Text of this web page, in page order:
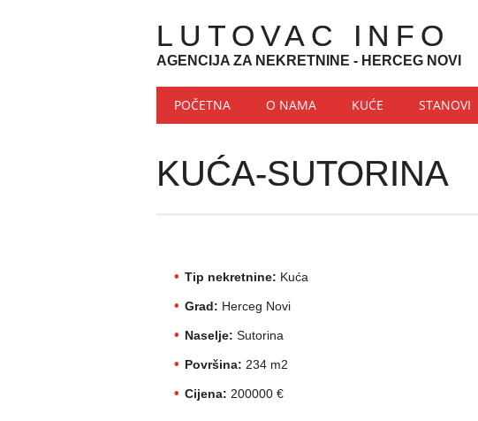
LUTOVAC INFO
AGENCIJA ZA NEKRETNINE - HERCEG NOVI
Main menu
Skip to content
POČETNA O NAMA KUĆE STANOVI
KUĆA-SUTORINA
Tip nekretnine: Kuća
Grad: Herceg Novi
Naselje: Sutorina
Površina: 234 m2
Cijena: 200000 €